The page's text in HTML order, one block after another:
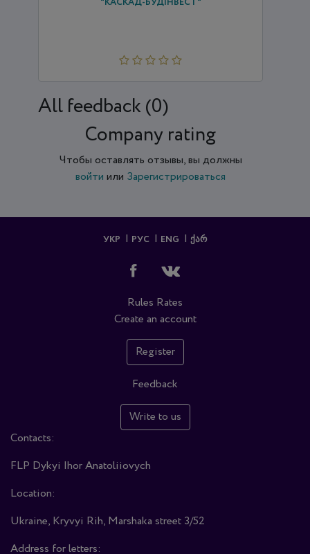
All feedback (0)
Company rating
Чтобы оставлять отзывы, вы должны
войти или Зарегистрироваться
УКР РУС ENG ᲥᲐᲠ
Rules Rates
Create an account
Register
Feedback
Write to us
Contacts:
FLP Dykyi Ihor Anatoliiovych
Location:
Ukraine, Kryvyi Rih, Marshaka street 3/52
Address for letters: